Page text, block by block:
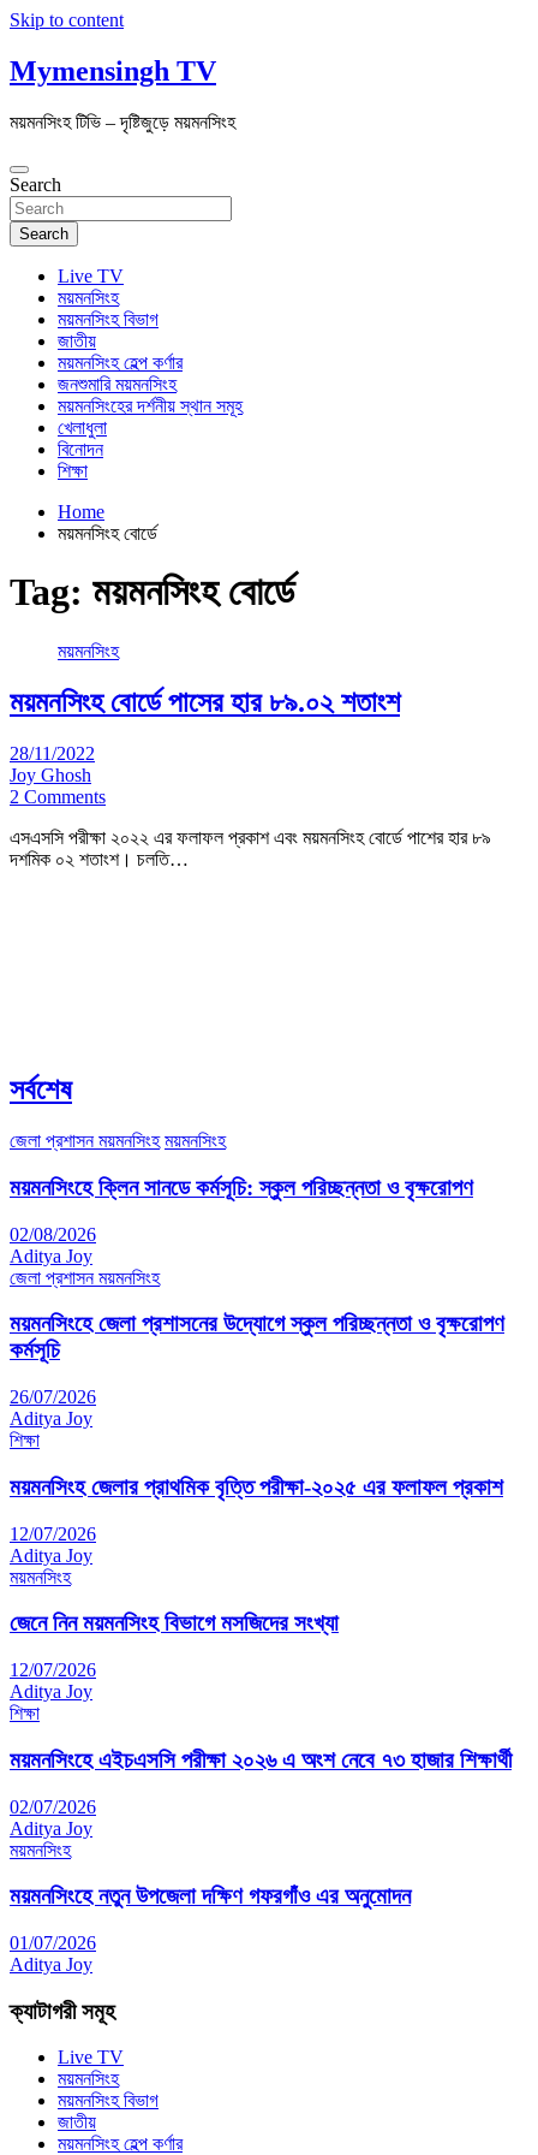
Skip to content
Mymensingh TV
ময়মনসিংহ টিভি – দৃষ্টিজুড়ে ময়মনসিংহ
Search
Search
Live TV
ময়মনসিংহ
ময়মনসিংহ বিভাগ
জাতীয়
ময়মনসিংহ হেল্প কর্ণার
জনশুমারি ময়মনসিংহ
ময়মনসিংহের দর্শনীয় স্থান সমূহ
খেলাধুলা
বিনোদন
শিক্ষা
Home
ময়মনসিংহ বোর্ডে
Tag: ময়মনসিংহ বোর্ডে
ময়মনসিংহ
ময়মনসিংহ বোর্ডে পাসের হার ৮৯.০২ শতাংশ
28/11/2022
Joy Ghosh
2 Comments
এসএসসি পরীক্ষা ২০২২ এর ফলাফল প্রকাশ এবং ময়মনসিংহ বোর্ডে পাশের হার ৮৯
দশমিক ০২ শতাংশ। চলতি…
সর্বশেষ
জেলা প্রশাসন ময়মনসিংহ ময়মনসিংহ
ময়মনসিংহে ক্লিন সানডে কর্মসূচি: স্কুল পরিচ্ছন্নতা ও বৃক্ষরোপণ
02/08/2026
Aditya Joy
জেলা প্রশাসন ময়মনসিংহ
ময়মনসিংহে জেলা প্রশাসনের উদ্যোগে স্কুল পরিচ্ছন্নতা ও বৃক্ষরোপণ
কর্মসূচি
26/07/2026
Aditya Joy
শিক্ষা
ময়মনসিংহ জেলার প্রাথমিক বৃত্তি পরীক্ষা-২০২৫ এর ফলাফল প্রকাশ
12/07/2026
Aditya Joy
ময়মনসিংহ
জেনে নিন ময়মনসিংহ বিভাগে মসজিদের সংখ্যা
12/07/2026
Aditya Joy
শিক্ষা
ময়মনসিংহে এইচএসসি পরীক্ষা ২০২৬ এ অংশ নেবে ৭৩ হাজার শিক্ষার্থী
02/07/2026
Aditya Joy
ময়মনসিংহ
ময়মনসিংহে নতুন উপজেলা দক্ষিণ গফরগাঁও এর অনুমোদন
01/07/2026
Aditya Joy
ক্যাটাগরী সমূহ
Live TV
ময়মনসিংহ
ময়মনসিংহ বিভাগ
জাতীয়
ময়মনসিংহ হেল্প কর্ণার